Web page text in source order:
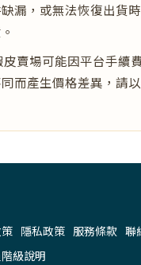
漏，或無法恢復出貨
賣場可能因平台手續
而產生價格差異，請
隱私政策 服務條款 聯
級說明